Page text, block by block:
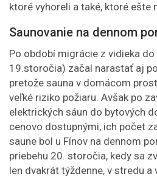
ktoré vyhoreli a také, ktoré ešte
Saunovanie na dennom
Po období migrácie z vidieka
19.storočia) začal narastať aj
pretože sauna v domácom
veľké riziko požiaru. Avšak po
elektrických sáun do bytových
cenovo dostupnými, ich počet
saune bol u Fínov na dennom
priebehu 20. storočia, kedy sa
len dvakrát týždenne, v stredu a